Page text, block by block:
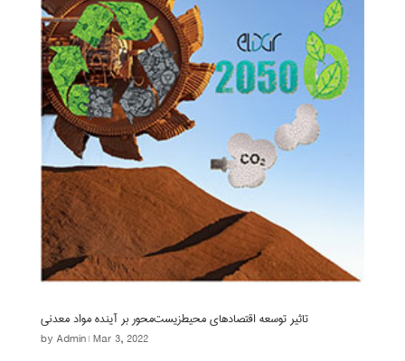
تاثیر توسعه اقتصادهای محیط‌زیست‌محور بر آینده مواد معدنی
by Admin|Mar 3, 2022